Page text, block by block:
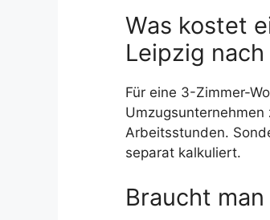
Was kostet
Leipzig nach
Für eine 3-Zimmer-
Arbeitsstunden.
separat kalkuliert.
Braucht